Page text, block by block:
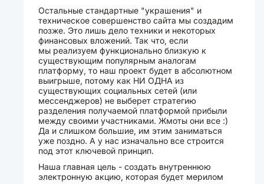
Остальные стандартные "украшения" и
техническое совершенство сайта мы создадим
позже. Это лишь дело техники и некоторых
финансовых вложений. Так что, если
мы реализуем функционально близкую к
существующим популярным аналогам
платформу, то наш проект будет в абсолютном
выигрыше, потому как НИ ОДНА из
существующих социальных сетей (или
мессенджеров) не выберет стратегию
разделения получаемой платформой прибыли
между своими участниками. Жмоты они все :)
Да и слишком большие, им этим заниматься
уже поздно. А у нас изначально все строится
под этот ключевой принцип.
Наша главная цель - создать внутреннюю
электронную акцию, которая будет мерилом